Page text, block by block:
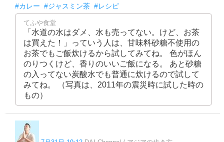
#カレー #ジャスミン茶 #レシピ
てふや食堂
「水道の水はダメ、水も売ってない。けど、お茶
は買えた！」っていう人は、甘味料砂糖不使用の
お茶でもご飯炊けるから試してみてね。 色がほん
のりつくけど、香りのいいご飯になる。 あと砂糖
の入ってない炭酸水でも普通に炊けるので試して
みてね。 （写真は、2011年の震災時に試した時の
もの）